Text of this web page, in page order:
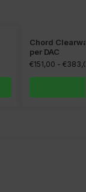
Chord
per DAC
€151,00 - €